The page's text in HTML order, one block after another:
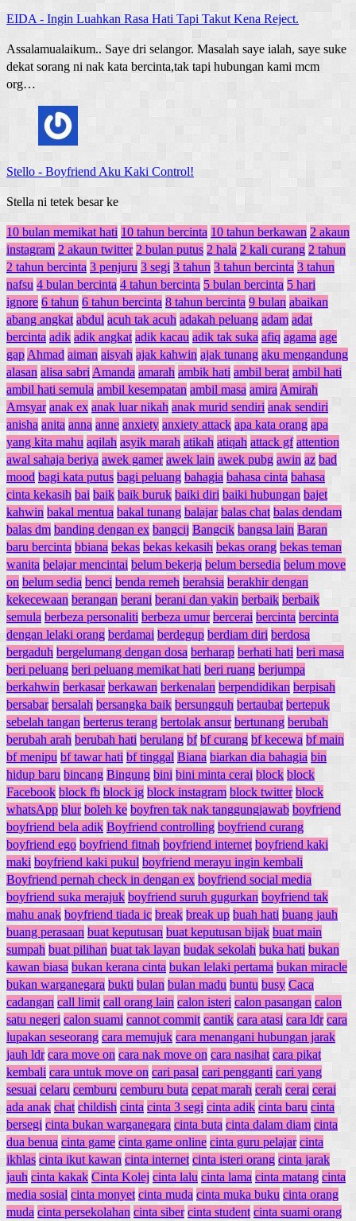
EIDA - Ingin Luahkan Rasa Hati Tapi Takut Kena Reject.
Assalamualaikum.. Saye dri selangor. Masalah saye ialah, saye suke
dekat sorang ni nak kata bercinta,tak tapi hubungan kami mcm
org…
Stello - Boyfriend Aku Kaki Control!
Stella ni tetek besar ke
10 bulan memikat hati 10 tahun bercinta 10 tahun berkawan 2 akaun
instagram 2 akaun twitter 2 bulan putus 2 hala 2 kali curang 2 tahun
2 tahun bercinta 3 penjuru 3 segi 3 tahun 3 tahun bercinta 3 tahun
nafsu 4 bulan bercinta 4 tahun bercinta 5 bulan bercinta 5 hari
ignore 6 tahun 6 tahun bercinta 8 tahun bercinta 9 bulan abaikan
abang angkat abdul acuh tak acuh adakah peluang adam adat
bercinta adik adik angkat adik kacau adik tak suka afiq agama age
gap Ahmad aiman aisyah ajak kahwin ajak tunang aku mengandung
alasan alisa sabri Amanda amarah ambik hati ambil berat ambil hati
ambil hati semula ambil kesempatan ambil masa amira Amirah
Amsyar anak ex anak luar nikah anak murid sendiri anak sendiri
anisha anita anna anne anxiety anxiety attack apa kata orang apa
yang kita mahu aqilah asyik marah atikah atiqah attack gf attention
awal sahaja beriya awek gamer awek lain awek pubg awin az bad
mood bagi kata putus bagi peluang bahagia bahasa cinta bahasa
cinta kekasih bai baik baik buruk baiki diri baiki hubungan bajet
kahwin bakal mentua bakal tunang balajar balas chat balas dendam
balas dm banding dengan ex bangcij Bangcik bangsa lain Baran
baru bercinta bbiana bekas bekas kekasih bekas orang bekas teman
wanita belajar mencintai belum bekerja belum bersedia belum move
on belum sedia benci benda remeh berahsia berakhir dengan
kekecewaan berangan berani berani dan yakin berbaik berbaik
semula berbeza personaliti berbeza umur bercerai bercinta bercinta
dengan lelaki orang berdamai berdegup berdiam diri berdosa
bergaduh bergelumang dengan dosa berharap berhati hati beri masa
beri peluang beri peluang memikat hati beri ruang berjumpa
berkahwin berkasar berkawan berkenalan berpendidikan berpisah
bersabar bersalah bersangka baik bersungguh bertaubat bertepuk
sebelah tangan berterus terang bertolak ansur bertunang berubah
berubah arah berubah hati berulang bf bf curang bf kecewa bf main
bf menipu bf tawar hati bf tinggal Biana biarkan dia bahagia bin
hidup baru bincang Bingung bini bini minta cerai block block
Facebook block fb block ig block instagram block twitter block
whatsApp blur boleh ke boyfren tak nak tanggungjawab boyfriend
boyfriend bela adik Boyfriend controlling boyfriend curang
boyfriend ego boyfriend fitnah boyfriend internet boyfriend kaki
maki boyfriend kaki pukul boyfriend merayu ingin kembali
Boyfriend pernah check in dengan ex boyfriend social media
boyfriend suka merajuk boyfriend suruh gugurkan boyfriend tak
mahu anak boyfriend tiada ic break break up buah hati buang jauh
buang perasaan buat keputusan buat keputusan bijak buat main
sumpah buat pilihan buat tak layan budak sekolah buka hati bukan
kawan biasa bukan kerana cinta bukan lelaki pertama bukan miracle
bukan warganegara bukti bulan bulan madu buntu busy Caca
cadangan call limit call orang lain calon isteri calon pasangan calon
satu negeri calon suami cannot commit cantik cara atasi cara ldr cara
lupakan seseorang cara memujuk cara menangani hubungan jarak
jauh ldr cara move on cara nak move on cara nasihat cara pikat
kembali cara untuk move on cari pasal cari pengganti cari yang
sesuai celaru cemburu cemburu buta cepat marah cerah cerai cerai
ada anak chat childish cinta cinta 3 segi cinta adik cinta baru cinta
bersegi cinta bukan warganegara cinta buta cinta dalam diam cinta
dua benua cinta game cinta game online cinta guru pelajar cinta
ikhlas cinta ikut kawan cinta internet cinta isteri orang cinta jarak
jauh cinta kakak Cinta Kolej cinta lalu cinta lama cinta matang cinta
media sosial cinta monyet cinta muda cinta muka buku cinta orang
muda cinta persekolahan cinta siber cinta student cinta suami orang